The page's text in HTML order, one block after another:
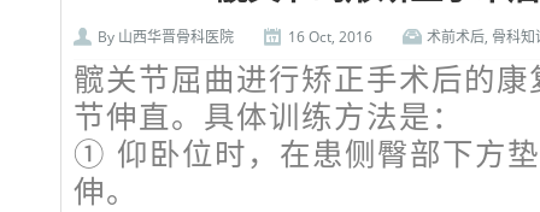
By 山西华晋骨科医院 16 Oct, 2016 术前术后, 骨科知
髋关节屈曲进行矫正手术后的
节伸直。具体训练方法是：
① 仰卧位时，在患侧臀部下方
伸。